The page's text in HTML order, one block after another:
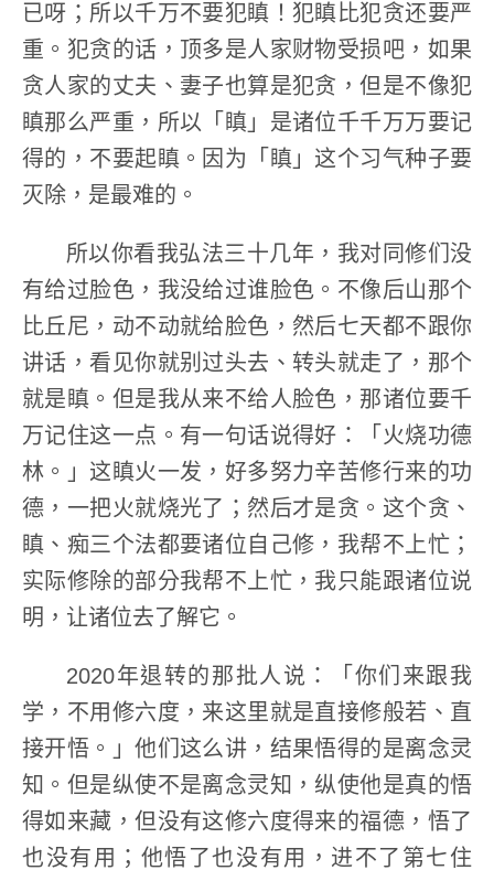
已呀；所以千万不要犯瞋！犯瞋比犯贪还要严
重。犯贪的话，顶多是人家财物受损吧，如果
贪人家的丈夫、妻子也算是犯贪，但是不像犯
瞋那么严重，所以「瞋」是诸位千千万万要记
得的，不要起瞋。因为「瞋」这个习气种子要
灭除，是最难的。
所以你看我弘法三十几年，我对同修们没
有给过脸色，我没给过谁脸色。不像后山那个
比丘尼，动不动就给脸色，然后七天都不跟你
讲话，看见你就别过头去、转头就走了，那个
就是瞋。但是我从来不给人脸色，那诸位要千
万记住这一点。有一句话说得好：「火烧功德
林。」这瞋火一发，好多努力辛苦修行来的功
德，一把火就烧光了；然后才是贪。这个贪、
瞋、痴三个法都要诸位自己修，我帮不上忙；
实际修除的部分我帮不上忙，我只能跟诸位说
明，让诸位去了解它。
2020年退转的那批人说：「你们来跟我
学，不用修六度，来这里就是直接修般若、直
接开悟。」他们这么讲，结果悟得的是离念灵
知。但是纵使不是离念灵知，纵使他是真的悟
得如来藏，但没有这修六度得来的福德，悟了
也没有用；他悟了也没有用，进不了第七住